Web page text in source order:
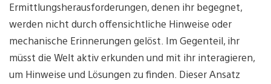
Ermittlungsherausforderungen, denen ihr begegnet,
werden nicht durch offensichtliche Hinweise oder
mechanische Erinnerungen gelöst. Im Gegenteil, ihr
müsst die Welt aktiv erkunden und mit ihr interagieren,
um Hinweise und Lösungen zu finden. Dieser Ansatz